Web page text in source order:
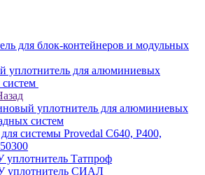
для блок-контейнеров и модульных
уплотнитель для алюминиевых
уплотнитель для алюминиевых
систем
системы Provedal С640, Р400,
Татпроф
уплотнитель СИАЛ